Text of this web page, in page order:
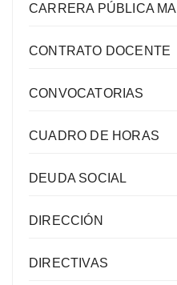
CARRERA PÚBLICA
CONTRATO DOCENTE
CONVOCATORIAS
CUADRO DE HORAS
DEUDA SOCIAL
DIRECCIÓN
DIRECTIVAS